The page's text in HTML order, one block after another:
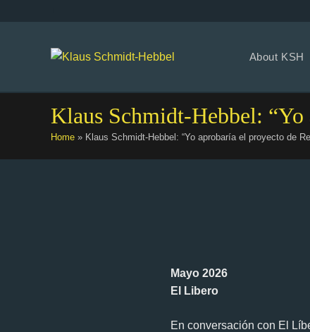
About KSH
Klaus Schmidt-Hebbel:
Home » Klaus Schmidt-Hebbel: “Yo aprobaría el proyecto de
Mayo 2026
El Libero
En conversación con El